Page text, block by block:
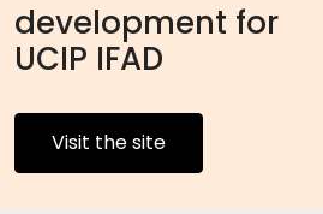
development for
UCIP IFAD
Visit the site